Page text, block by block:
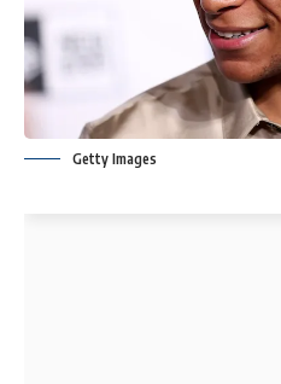
Getty Images